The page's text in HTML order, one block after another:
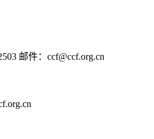
邮件：ccf@ccf.org.cn